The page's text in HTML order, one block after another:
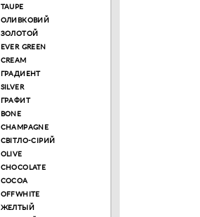
TAUPE
ОЛИВКОВИЙ
ЗОЛОТОЙ
EVER GREEN
CREAM
ГРАДИЕНТ
SILVER
ГРАФИТ
BONE
CHAMPAGNE
СВІТЛО-СІРИЙ
OLIVE
CHOCOLATE
COCOA
OFFWHITE
ЖЕЛТЫЙ